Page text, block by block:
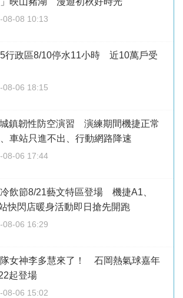
08-08 10:13
行政區8/10停水11小時 近10萬戶受
08-06 18:15
鎮韌性防空演習 演練期間機捷正常
車站只進不出、行動網路降速
08-06 17:44
飲節8/21藝文特區登場 機捷A1、
快閃店暖身活動即日搶先開跑
08-06 16:29
女神李多慧來了！ 石岡熱氣球嘉年
起登場
08-06 15:02